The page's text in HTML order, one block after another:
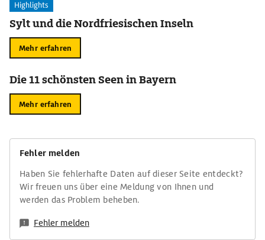
Highlights
Sylt und die Nordfriesischen Inseln
Mehr erfahren
Die 11 schönsten Seen in Bayern
Mehr erfahren
Fehler melden
Haben Sie fehlerhafte Daten auf dieser Seite entdeckt?
Wir freuen uns über eine Meldung von Ihnen und
werden das Problem beheben.
Fehler melden